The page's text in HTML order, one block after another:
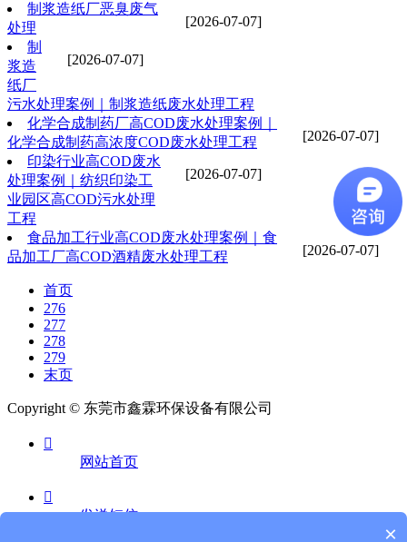
[2026-07-07]
制浆造纸厂恶臭废气
处理
[2026-07-07]
制
浆造
纸厂
污水处理案例｜制浆造纸废水处理工程
[2026-07-07]
化学合成制药厂高COD废水处理案例｜
化学合成制药高浓度COD废水处理工程
[2026-07-07]
印染行业高COD废水
处理案例｜纺织印染工
业园区高COD污水处理
工程
[2026-07-07]
食品加工行业高COD废水处理案例｜食
品加工厂高COD酒精废水处理工程
首页
276
277
278
279
末页
Copyright © 东莞市鑫霖环保设备有限公司

网站首页

发送短信
×